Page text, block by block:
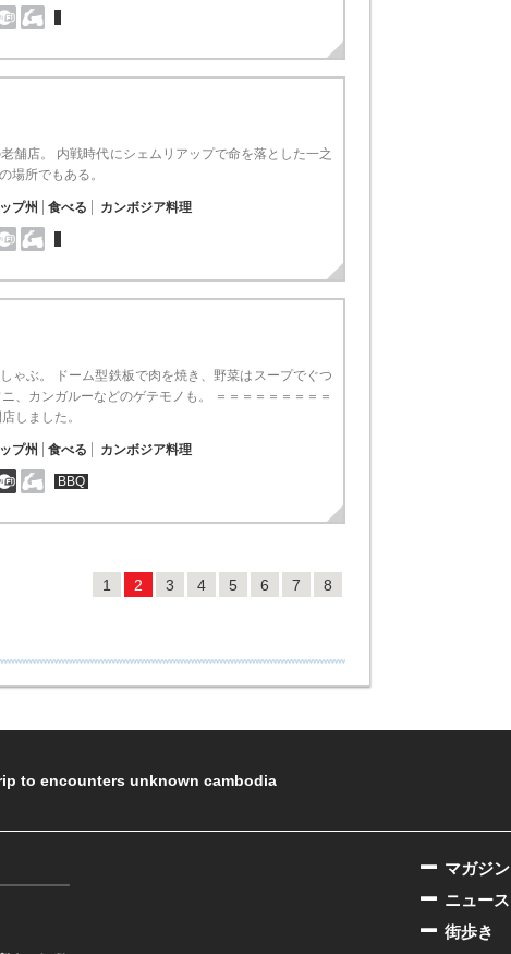
舗店。 内戦時代にシェムリアップで命を落とした一之
場所でもある。
プ州 食べる カンボジア料理
ゃぶ。 ドーム型鉄板で肉を焼き、野菜はスープでぐつ
、カンガルーなどのゲテモノも。 ＝＝＝＝＝＝＝＝＝
しました。
プ州 食べる カンボジア料理
BBQ
1 2 3 4 5 6 7 8
to encounters unknown cambodia
マガジン
ニュース
街歩き